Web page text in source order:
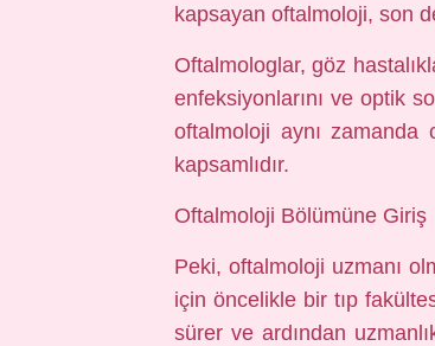
kapsayan oftalmoloji, son
Oftalmologlar, göz
enfeksiyonlarını ve optik
oftalmoloji aynı
kapsamlıdır.
Oftalmoloji Bölümüne Giriş
Peki, oftalmoloji uzmanı
için öncelikle bir tıp
sürer ve ardından